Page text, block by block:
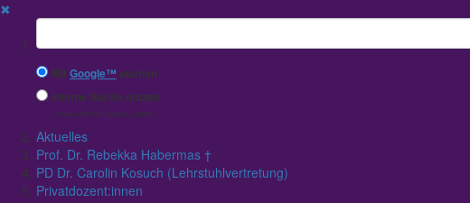
✖
Suchbegriff
MitGoogle™ suchen
Interne Suche nutzen
(eingeschränkte Ergebnisqualität)
Aktuelles
Prof. Dr. Rebekka Habermas †
PD Dr. Carolin Kosuch (Lehrstuhlvertretung)
Privatdozent:innen